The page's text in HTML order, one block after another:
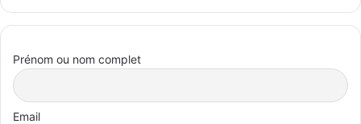
Prénom ou nom complet
Email